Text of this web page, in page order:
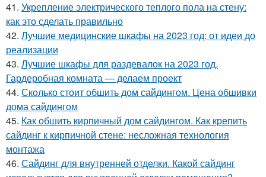
41. Укрепление электрического теплого пола на стену:
как это сделать правильно
42. Лучшие медицинские шкафы на 2023 год: от идеи до
реализации
43. Лучшие шкафы для раздевалок на 2023 год.
Гардеробная комната — делаем проект
44. Сколько стоит обшить дом сайдингом. Цена обшивки
дома сайдингом
45. Как обшить кирпичный дом сайдингом. Как крепить
сайдинг к кирпичной стене: несложная технология
монтажа
46. Сайдинг для внутренней отделки. Какой сайдинг